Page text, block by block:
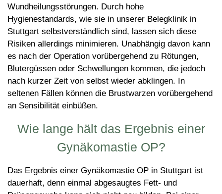
Wundheilungsstörungen. Durch hohe
Hygienestandards, wie sie in unserer Belegklinik in
Stuttgart selbstverständlich sind, lassen sich diese
Risiken allerdings minimieren. Unabhängig davon kann
es nach der Operation vorübergehend zu Rötungen,
Blutergüssen oder Schwellungen kommen, die jedoch
nach kurzer Zeit von selbst wieder abklingen. In
seltenen Fällen können die Brustwarzen vorübergehend
an Sensibilität einbüßen.
Wie lange hält das Ergebnis einer
Gynäkomastie OP?
Das Ergebnis einer Gynäkomastie OP in Stuttgart ist
dauerhaft, denn einmal abgesaugtes Fett- und